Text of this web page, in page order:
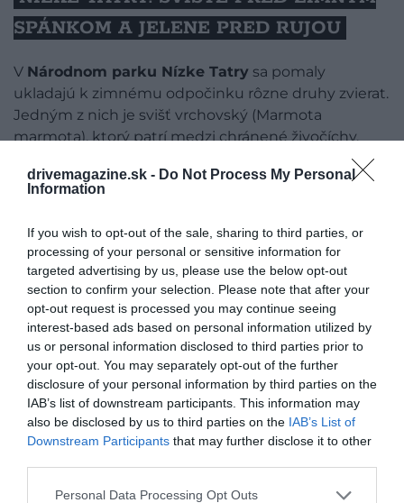
drivemagazine.sk - Do Not Process My Personal
Information
If you wish to opt-out of the sale, sharing to third parties, or
processing of your personal or sensitive information for
targeted advertising by us, please use the below opt-out
section to confirm your selection. Please note that after your
opt-out request is processed you may continue seeing
interest-based ads based on personal information utilized by
us or personal information disclosed to third parties prior to
your opt-out. You may separately opt-out of the further
disclosure of your personal information by third parties on the
IAB’s list of downstream participants. This information may
also be disclosed by us to third parties on the IAB’s List of
Downstream Participants that may further disclose it to other
Please note that this website/app uses one or more Google
Personal Data Processing Opt Outs
SPÁNKOM A JELENE PRED RUJOU
V Národnom parku Nízke Tatry sa pomaly
ukladajú k zimnému odpočinku rôzne druhy zvierat.
Jedným z nich je svišť vrchovský (Marmota
marmota), ktorý patrí medzi chránené živočíchy.
šesťmesačný zimný spánok, počas ktorého
Pracovníci parku dbajú na to, aby svište mali
dostatok potravy na nabratie tukových zásob a
zabezpečujú im bezpečné útočisko, kde môžu
pokojne prejsť zimným obdobím bez stresu a
ohrozenia.